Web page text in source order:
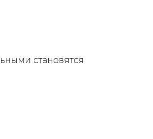
становятся